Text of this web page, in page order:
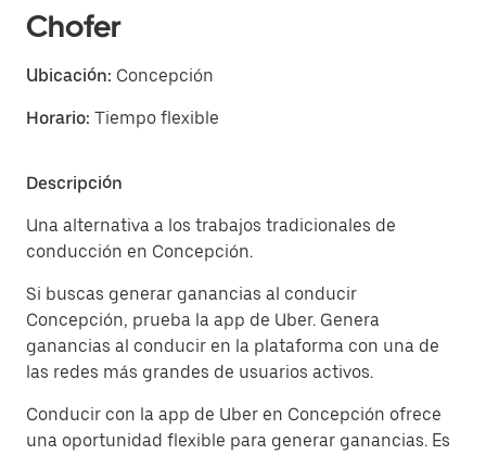
Chofer
Ubicación: Concepción
Horario: Tiempo flexible
Descripción
Una alternativa a los trabajos tradicionales de
conducción en Concepción.
Si buscas generar ganancias al conducir
Concepción, prueba la app de Uber. Genera
ganancias al conducir en la plataforma con una de
las redes más grandes de usuarios activos.
Conducir con la app de Uber en Concepción ofrece
una oportunidad flexible para generar ganancias. Es